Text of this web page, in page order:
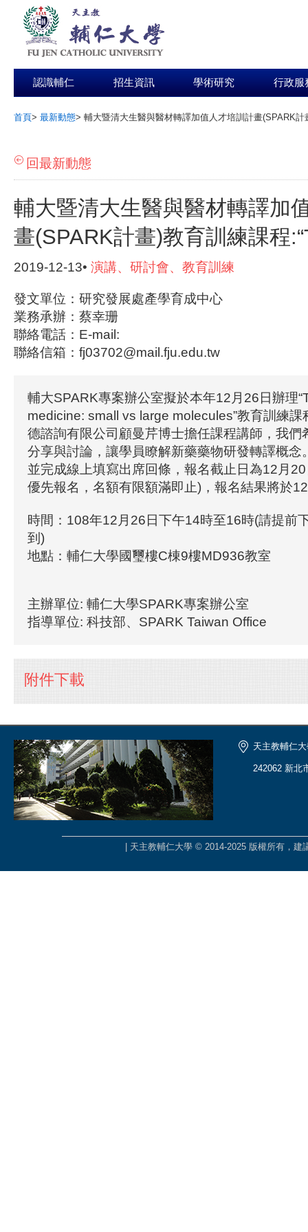
認識輔仁 招生資訊 學術研究 行政服
首頁> 最新動態> 輔大暨清大生醫與醫材轉譯加值人才培訓計畫(SPARK
回最新動態
輔大暨清大生醫與醫材轉譯加
畫(SPARK計畫)教育訓練課程
2019-12-13• 演講、研討會、教育訓練
發文單位：研究發展處產學育成中心
業務承辦：蔡幸珊
聯絡電話：E-mail:
聯絡信箱：fj03702@mail.fju.edu.tw
輔大SPARK專案辦公室擬於本年12月26日辦理
medicine: small vs large molecules”教育訓練課
德諮詢有限公司顧曼芹博士擔任課程講師，我們
分享與討論，讓學員瞭解新藥藥物研發轉譯概念
並完成線上填寫出席回條，報名截止日為12月
優先報名，名額有限額滿即止)，報名結果將於
時間：108年12月26日下午14時至16時(請提前
到)
地點：輔仁大學國璽樓C棟9樓MD936教室
主辦單位: 輔仁大學SPARK專案辦公室
指導單位: 科技部、SPARK Taiwan Office
附件下載
天主教輔仁
242062 新北
| 天主教輔仁大學 © 2014-2025 版權所有，